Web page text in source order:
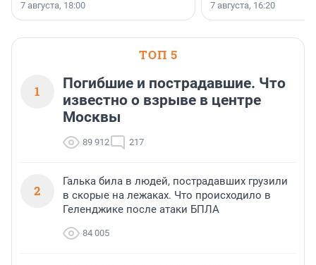
7 августа, 18:00
поменялась роль
7 августа, 16:20
ТОП 5
1
Погибшие и пострадавшие. Что
известно о взрыве в центре
Москвы
89 912 217
2
Галька била в людей, пострадавших грузили
в скорые на лежаках. Что происходило в
Геленджике после атаки БПЛА
84 005